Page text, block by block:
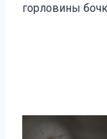
горловины